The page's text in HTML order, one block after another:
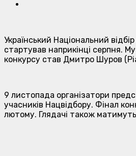
Український Національний
стартував наприкінці серпня.
конкурсу став Дмитро Шуров
9 листопада організатори
учасників Нацвідбору. Фінал
лютому. Глядачі також